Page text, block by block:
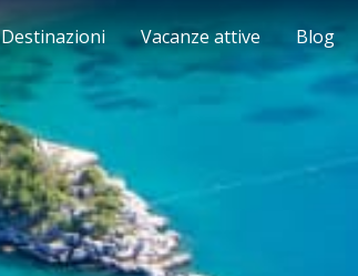
Destinazioni Vacanze attive Blog